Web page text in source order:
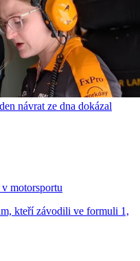
návrat ze dna dokázal
motorsportu
kteří závodili ve formuli 1,